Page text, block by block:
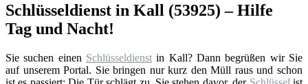
Schlüsseldienst in Kall (53925) – Hilfe
Tag und Nacht!
Sie suchen einen Schlüsseldienst in Kall? Dann begrüßen wir Sie
auf unserem Portal. Sie bringen nur kurz den Müll raus und schon